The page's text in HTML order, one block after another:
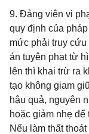
9. Đảng viên vi
quy định của
mức phải truy cứu
án tuyên phạt từ
lên thì khai trừ ra
tạo không giam
hậu quả, nguyên
hoặc giảm nhẹ
Nếu làm thất